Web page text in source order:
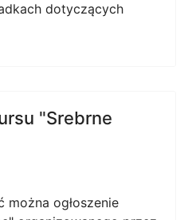
dotyczących
"Srebrne
można ogłoszenie